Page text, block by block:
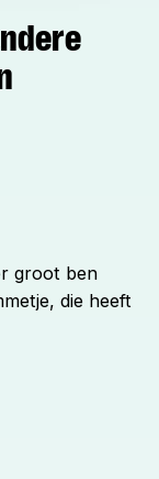
groot ben
die heeft